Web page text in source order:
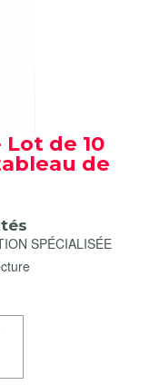
de 10
de
SPÉCIALISÉE